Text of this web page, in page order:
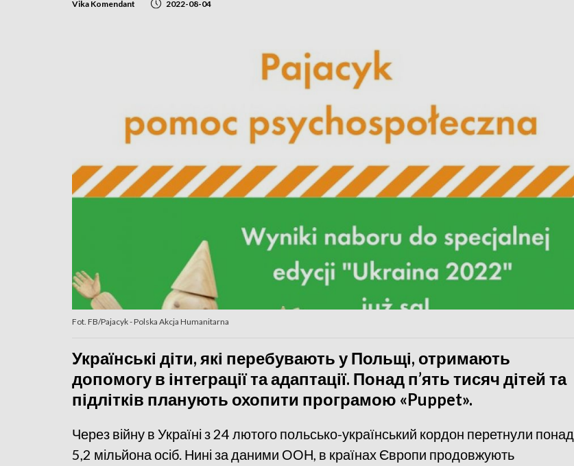
Vika Komendant 2022-08-04
Fot. FB/Pajacyk - Polska Akcja Humanitarna
Українські діти, які перебувають у Польщі, отримають
допомогу в інтеграції та адаптації. Понад п’ять тисяч дітей та
підлітків планують охопити програмою «Puppet».
Через війну в Україні з 24 лютого польсько-український кордон перетнули понад
5,2 мільйона осіб. Нині за даними ООН, в країнах Європи продовжують